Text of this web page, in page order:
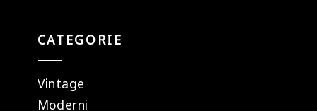
CATEGORIE
Vintage
Moderni